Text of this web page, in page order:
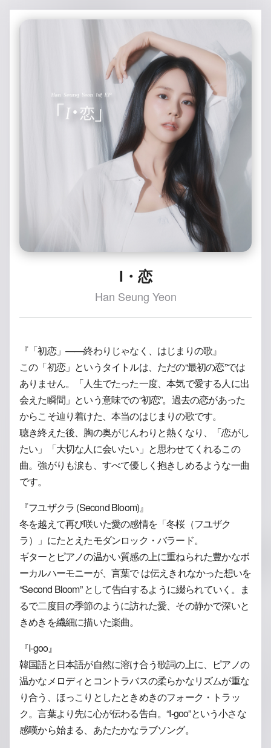
I・恋
Han Seung Yeon
『「初恋」——終わりじゃなく、はじまりの歌』
この「初恋」というタイトルは、ただの“最初の恋”では
ありません。「人生でたった一度、本気で愛する人に出
会えた瞬間」という意味での“初恋”。過去の恋があった
からこそ辿り着けた、本当のはじまりの歌です。
聴き終えた後、胸の奥がじんわりと熱くなり、「恋がし
たい」「大切な人に会いたい」と思わせてくれるこの
曲。強がりも涙も、すべて優しく抱きしめるような一曲
です。
『フユザクラ (Second Bloom)』
冬を越えて再び咲いた愛の感情を「冬桜（フユザク
ラ）」にたとえたモダンロック・バラード。
ギターとピアノの温かい質感の上に重ねられた豊かなボ
ーカルハーモニーが、言葉で は伝えきれなかった想いを
“Second Bloom” として告白するように綴られていく。ま
るで二度目の季節のように訪れた愛、その静かで深いと
きめきを繊細に描いた楽曲。
『I-goo』
韓国語と日本語が自然に溶け合う歌詞の上に、ピアノの
温かなメロディとコントラバスの柔らかなリズムが重な
り合う、ほっこりとしたときめきのフォーク・トラッ
ク。言葉より先に心が伝わる告白。“I-goo”という小さな
感嘆から始まる、あたたかなラブソング。